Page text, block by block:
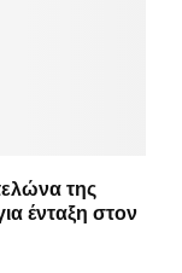
της
ένταξη στον